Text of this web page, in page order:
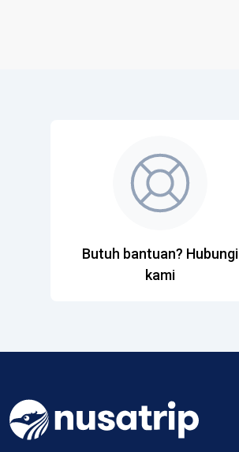
Butuh bantuan? Hubungi
kami